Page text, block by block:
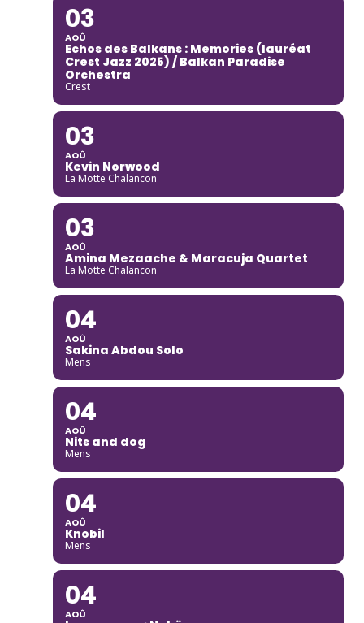
03
AOÛ
Echos des Balkans : Memories (lauréat
Crest Jazz 2025) / Balkan Paradise
Orchestra
Crest
03
AOÛ
Kevin Norwood
La Motte Chalancon
03
AOÛ
Amina Mezaache & Maracuja Quartet
La Motte Chalancon
04
AOÛ
Sakina Abdou Solo
Mens
04
AOÛ
Nits and dog
Mens
04
AOÛ
Knobil
Mens
04
AOÛ